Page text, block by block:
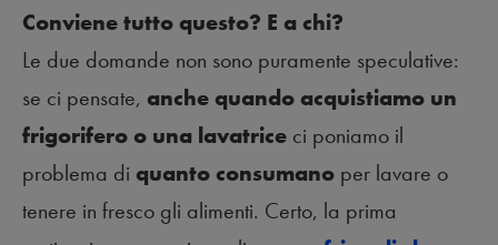
Conviene tutto questo? E a chi?
Le due domande non sono puramente speculative:
se ci pensate, anche quando acquistiamo un
frigorifero o una lavatrice ci poniamo il
problema di quanto consumano per lavare o
tenere in fresco gli alimenti. Certo, la prima